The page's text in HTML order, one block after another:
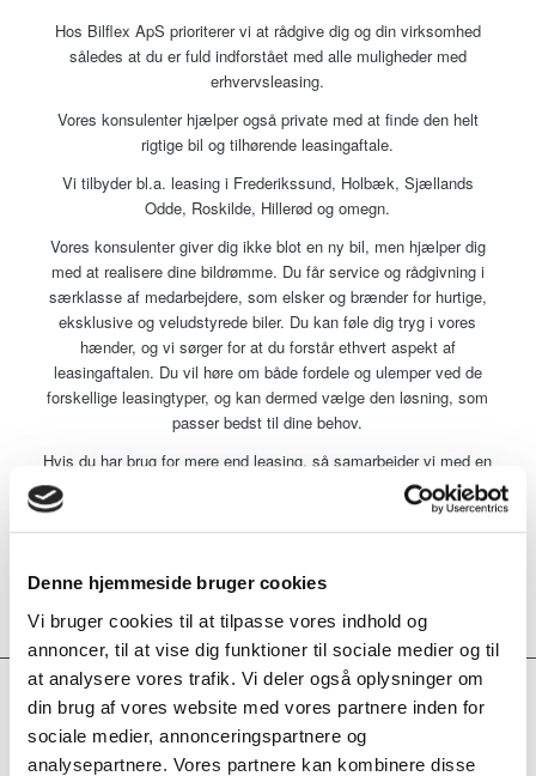
Denne hjemmeside bruger cookies
Vi bruger cookies til at tilpasse vores indhold og
annoncer, til at vise dig funktioner til sociale medier og til
at analysere vores trafik. Vi deler også oplysninger om
din brug af vores website med vores partnere inden for
sociale medier, annonceringspartnere og
analysepartnere. Vores partnere kan kombinere disse
Hos Bilflex ApS prioriterer vi at rådgive dig og din virksomhed
således at du er fuld indforstået med alle muligheder med
erhvervsleasing.
Vores konsulenter hjælper også private med at finde den helt
rigtige bil og tilhørende leasingaftale.
Vi tilbyder bl.a. leasing i Frederikssund, Holbæk, Sjællands
Odde, Roskilde, Hillerød og omegn.
Vores konsulenter giver dig ikke blot en ny bil, men hjælper dig
med at realisere dine bildrømme. Du får service og rådgivning i
særklasse af medarbejdere, som elsker og brænder for hurtige,
eksklusive og veludstyrede biler. Du kan føle dig tryg i vores
hænder, og vi sørger for at du forstår ethvert aspekt af
leasingaftalen. Du vil høre om både fordele og ulemper ved de
forskellige leasingtyper, og kan dermed vælge den løsning, som
passer bedst til dine behov.
Hvis du har brug for mere end leasing, så samarbejder vi med en
række stærke partnere indenfor tuning, styling, fælge og andet